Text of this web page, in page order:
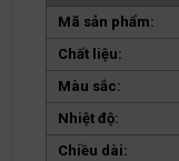
Mã sản phẩm:
Chất liệu:
Màu sắc:
Nhiệt độ:
Chiều dài: